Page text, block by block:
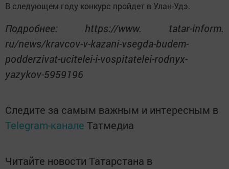
В следующем году конкурс пройдет в Улан-Удэ.
Подробнее: https://www. tatar-inform.
ru/news/kravcov-v-kazani-vsegda-budem-
podderzivat-ucitelei-i-vospitatelei-rodnyx-
yazykov-5959196
Следите за самым важным и интересным в
Telegram-канале Татмедиа
Читайте новости Татарстана в